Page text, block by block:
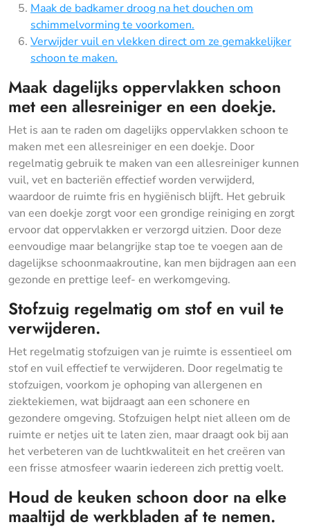
Maak de badkamer droog na het douchen om
schimmelvorming te voorkomen.
Verwijder vuil en vlekken direct om ze gemakkelijker
schoon te maken.
Maak dagelijks oppervlakken schoon
met een allesreiniger en een doekje.
Het is aan te raden om dagelijks oppervlakken schoon te
maken met een allesreiniger en een doekje. Door
regelmatig gebruik te maken van een allesreiniger kunnen
vuil, vet en bacteriën effectief worden verwijderd,
waardoor de ruimte fris en hygiënisch blijft. Het gebruik
van een doekje zorgt voor een grondige reiniging en zorgt
ervoor dat oppervlakken er verzorgd uitzien. Door deze
eenvoudige maar belangrijke stap toe te voegen aan de
dagelijkse schoonmaakroutine, kan men bijdragen aan een
gezonde en prettige leef- en werkomgeving.
Stofzuig regelmatig om stof en vuil te
verwijderen.
Het regelmatig stofzuigen van je ruimte is essentieel om
stof en vuil effectief te verwijderen. Door regelmatig te
stofzuigen, voorkom je ophoping van allergenen en
ziektekiemen, wat bijdraagt aan een schonere en
gezondere omgeving. Stofzuigen helpt niet alleen om de
ruimte er netjes uit te laten zien, maar draagt ook bij aan
het verbeteren van de luchtkwaliteit en het creëren van
een frisse atmosfeer waarin iedereen zich prettig voelt.
Houd de keuken schoon door na elke
maaltijd de werkbladen af te nemen.